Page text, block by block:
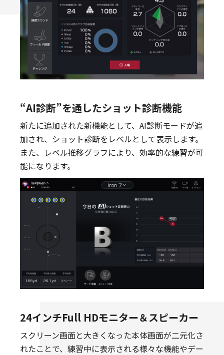
“AI診断”を通したショット診断機能
新たに追加された新機能として、AI診断モードが追
加され、ショット診断をレベルとして表示します。
また、レベル推移グラフにより、効率的な練習が可
能になります。
24インチFull HDモニター＆スピーカー
スクリーン画面と大きくなった本体画面が二元化さ
れたことで、練習中に表示される様々な機能やデー